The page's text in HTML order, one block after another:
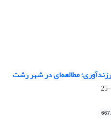
مطالعه‌ای در شهر رشت